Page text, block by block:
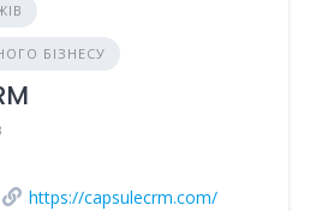
БІЗНЕСУ
https://capsulecrm.com/